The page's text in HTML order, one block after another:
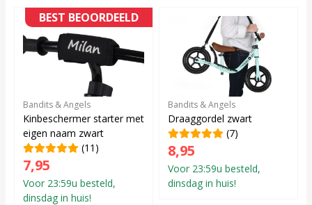
BEST BEOORDEELD
Bandits & Angels
Kinbeschermer starter met
eigen naam zwart
(11)
7,95
Voor 23:59u besteld,
dinsdag in huis!
Bandits & Angels
Draaggordel zwart
(7)
8,95
Voor 23:59u besteld,
dinsdag in huis!